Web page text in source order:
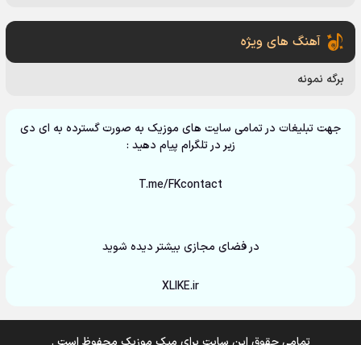
آهنگ های ویژه
برگه نمونه
جهت تبلیغات در تمامی سایت های موزیک به صورت گسترده به ای دی
زیر در تلگرام پیام دهید :
T.me/FKcontact
در فضای مجازی بیشتر دیده شوید
XLIKE.ir